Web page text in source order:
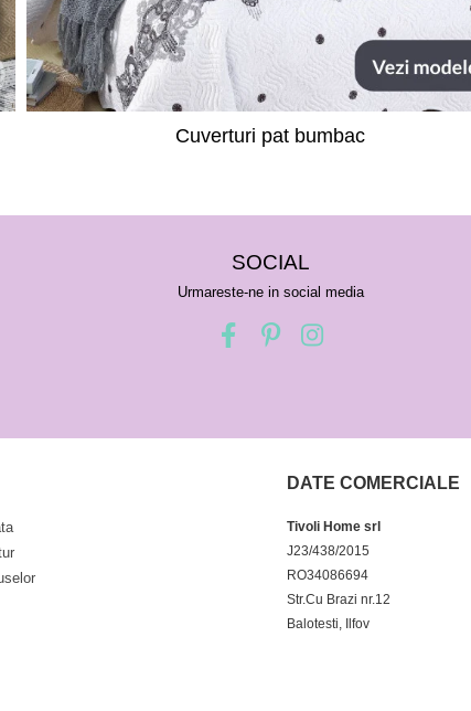
Cuverturi pat bumbac
SOCIAL
Urmareste-ne in social media
DATE COMERCIALE
Tivoli Home srl
J23/438/2015
RO34086694
Str.Cu Brazi nr.12
Balotesti, Ilfov